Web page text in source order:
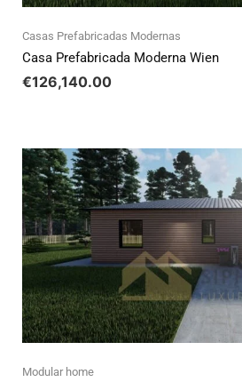
Casas Prefabricadas Modernas
Casa Prefabricada Moderna Wien
€126,140.00
Modular home